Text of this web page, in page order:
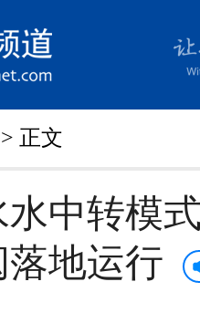
> 正文
中转模
地运行